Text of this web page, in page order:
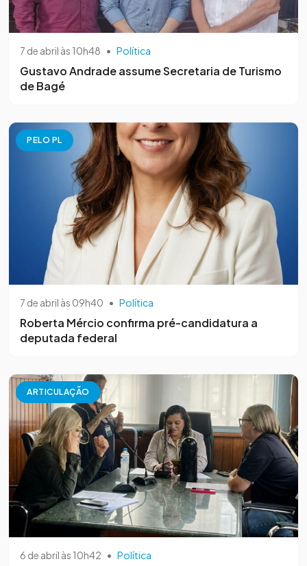
7 de abril às 10h48 • Política
Gustavo Andrade assume Secretaria de Turismo
de Bagé
PELO PL
7 de abril às 09h40 • Política
Roberta Mércio confirma pré-candidatura a
deputada federal
ARTICULAÇÃO
6 de abril às 10h42 • Política